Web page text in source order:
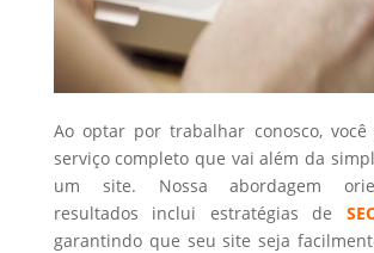
Ao optar por trabalhar conosco, você
serviço completo que vai além da
um site. Nossa abordagem
resultados inclui estratégias de
garantindo que seu site seja